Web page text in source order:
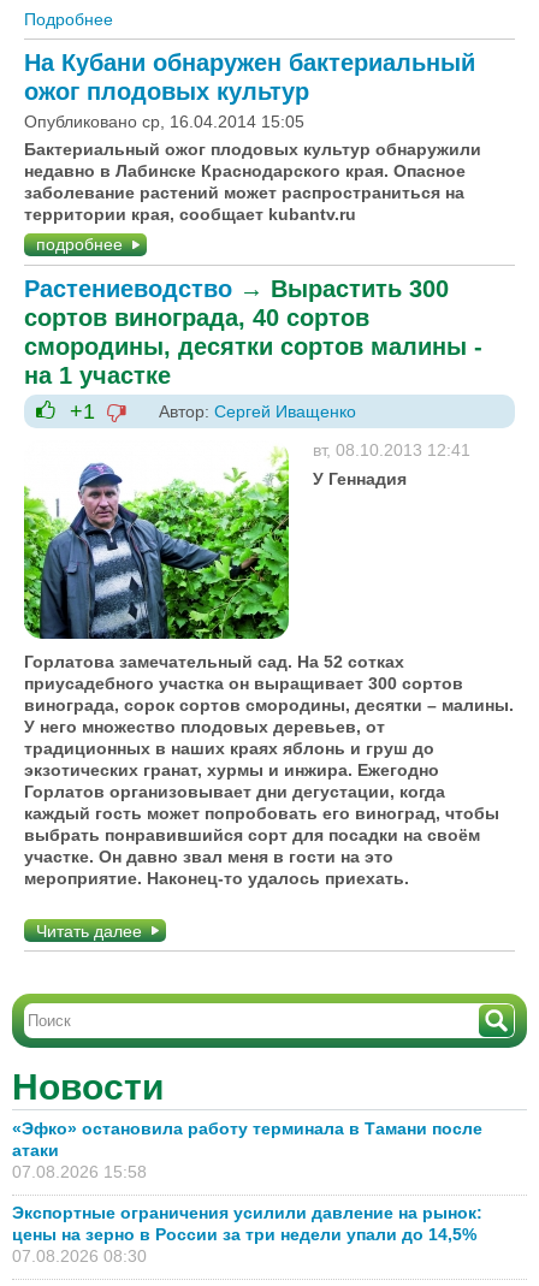
Подробнее
сливы
На Кубани обнаружен бактериальный
ожог плодовых культур
Опубликовано ср, 16.04.2014 15:05
Бактериальный ожог плодовых культур обнаружили
недавно в Лабинске Краснодарского края. Опасное
заболевание растений может распространиться на
территории края, сообщает kubantv.ru
подробнее
Растениеводство → Вырастить 300
сортов винограда, 40 сортов
смородины, десятки сортов малины -
на 1 участке
+1
+1
-1
Автор: Сергей Иващенко
вт, 08.10.2013 12:41
У Геннадия
Горлатова замечательный сад. На 52 сотках
приусадебного участка он выращивает 300 сортов
винограда, сорок сортов смородины, десятки – малины.
У него множество плодовых деревьев, от
традиционных в наших краях яблонь и груш до
экзотических гранат, хурмы и инжира. Ежегодно
Горлатов организовывает дни дегустации, когда
каждый гость может попробовать его виноград, чтобы
выбрать понравившийся сорт для посадки на своём
участке. Он давно звал меня в гости на это
мероприятие. Наконец-то удалось приехать.
Читать далее
Новости
«Эфко» остановила работу терминала в Тамани после
атаки
07.08.2026 15:58
Экспортные ограничения усилили давление на рынок:
цены на зерно в России за три недели упали до 14,5%
07.08.2026 08:30